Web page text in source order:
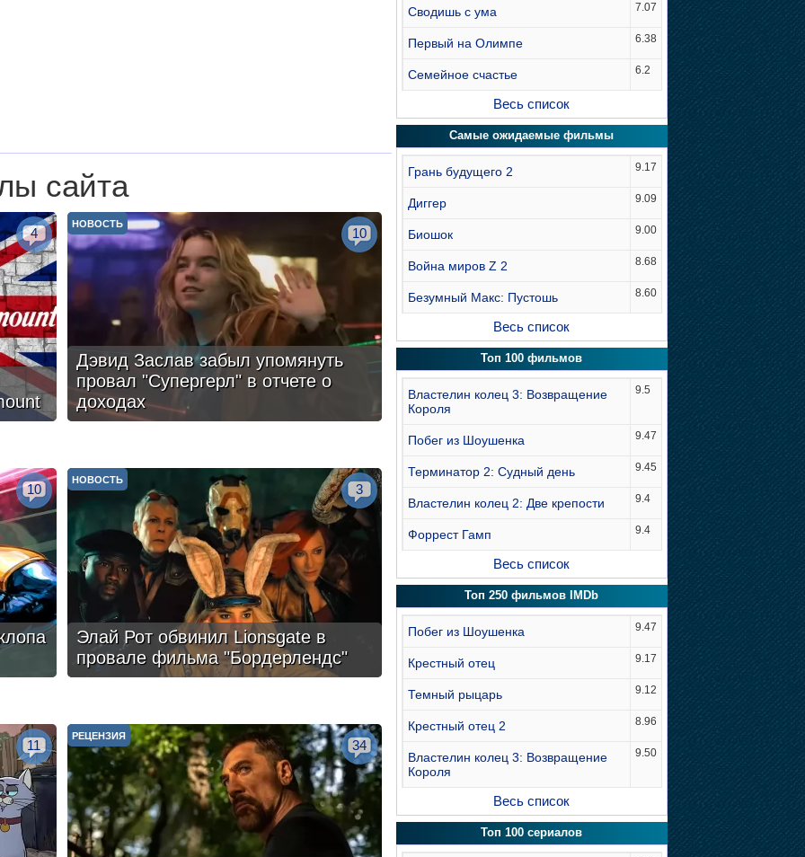
сайта
4
Дэвид Заслав забыл упомянуть
провал "Супергерл" в отчете о
доходах
НОВОСТЬ
10
10
Элай Рот обвинил Lionsgate в
провале фильма "Бордерлендс"
НОВОСТЬ
3
11
РЕЦЕНЗИЯ
34
Сводишь с ума 7.07
Первый на Олимпе 6.38
Семейное счастье 6.2
Весь список
Самые ожидаемые фильмы
Грань будущего 2 9.17
Диггер 9.09
Биошок 9.00
Война миров Z 2 8.68
Безумный Макс: Пустошь 8.60
Весь список
Топ 100 фильмов
Властелин колец 3: Возвращение
Короля
9.5
Побег из Шоушенка 9.47
Терминатор 2: Судный день 9.45
Властелин колец 2: Две крепости 9.4
Форрест Гамп 9.4
Весь список
Топ 250 фильмов IMDb
Побег из Шоушенка 9.47
Крестный отец 9.17
Темный рыцарь 9.12
Крестный отец 2 8.96
Властелин колец 3: Возвращение
Короля
9.50
Весь список
Топ 100 сериалов